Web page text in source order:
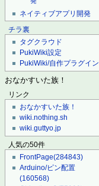
ネイティブアプリ開発
チラ裏
タグクラウド
PukiWiki設定
PukiWiki/自作プラグイン
おなかすいた族！
リンク
おなかすいた族！
wiki.nothing.sh
wiki.guttyo.jp
人気の50件
FrontPage(284843)
Arduino/ピン配置
(160568)